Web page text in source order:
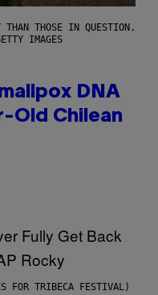
THAN THOSE IN QUESTION.
IMAGES
DNA
Old Chilean
FOR TRIBECA FESTIVAL)